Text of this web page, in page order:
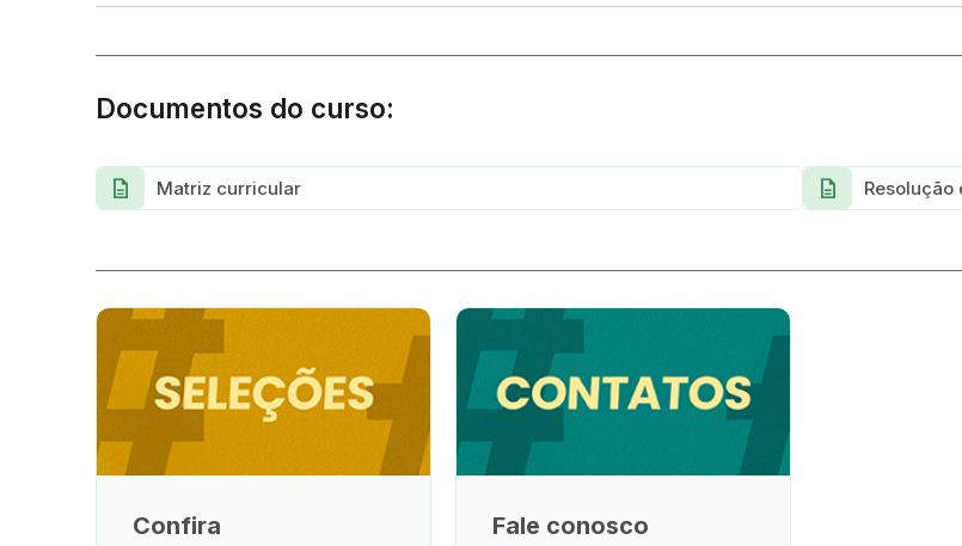
Documentos do curso:
description Matriz curricular description
Confira Fale conosco